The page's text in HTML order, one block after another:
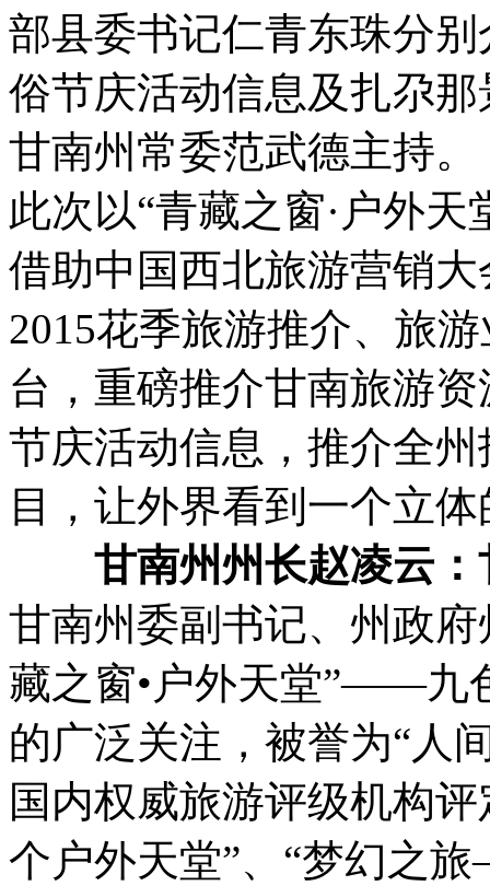
部县委书记仁青东珠分
俗节庆活动信息及扎尕
甘南州常委范武德主持。
此次以“青藏之窗·户外
借助中国西北旅游营销
2015花季旅游推介、旅
台，重磅推介甘南旅游
节庆活动信息，推介全
目，让外界看到一个立
甘南州州长赵凌云
甘南州委副书记、州政
藏之窗•户外天堂”——九
的广泛关注，被誉为“人
国内权威旅游评级机构
个户外天堂”、“梦幻之